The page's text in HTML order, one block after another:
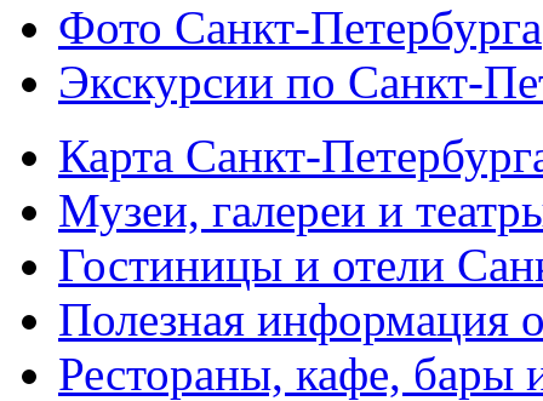
Фото Санкт-Петербурга
Экскурсии по Санкт-
Карта Санкт-
Музеи, галереи и
Гостиницы и отели
Полезная информация
Рестораны, кафе, бары